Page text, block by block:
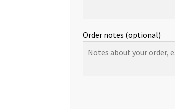
Order notes (optional)